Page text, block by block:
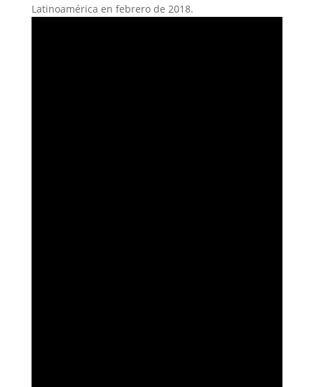
Latinoamérica en febrero de 2018.